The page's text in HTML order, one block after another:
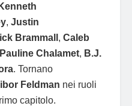
Kenneth
, Justin
Brammall , Caleb
Pauline Chalamet, B.J.
. Tornano
Feldman nei ruoli
capitolo.